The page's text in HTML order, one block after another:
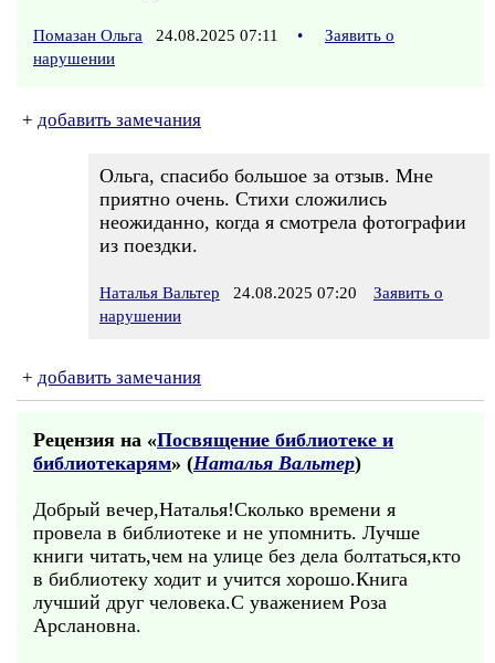
Помазан Ольга 24.08.2025 07:11 •
Заявить о
нарушении
+ добавить замечания
Ольга, спасибо большое за отзыв. Мне
приятно очень. Стихи сложились
неожиданно, когда я смотрела фотографии
из поездки.
Наталья Вальтер 24.08.2025 07:20
Заявить о
нарушении
+ добавить замечания
Рецензия на «Посвящение библиотеке и
библиотекарям» (Наталья Вальтер)
Добрый вечер,Наталья!Сколько времени я
провела в библиотеке и не упомнить. Лучше
книги читать,чем на улице без дела болтаться,кто
в библиотеку ходит и учится хорошо.Книга
лучший друг человека.С уважением Роза
Арслановна.